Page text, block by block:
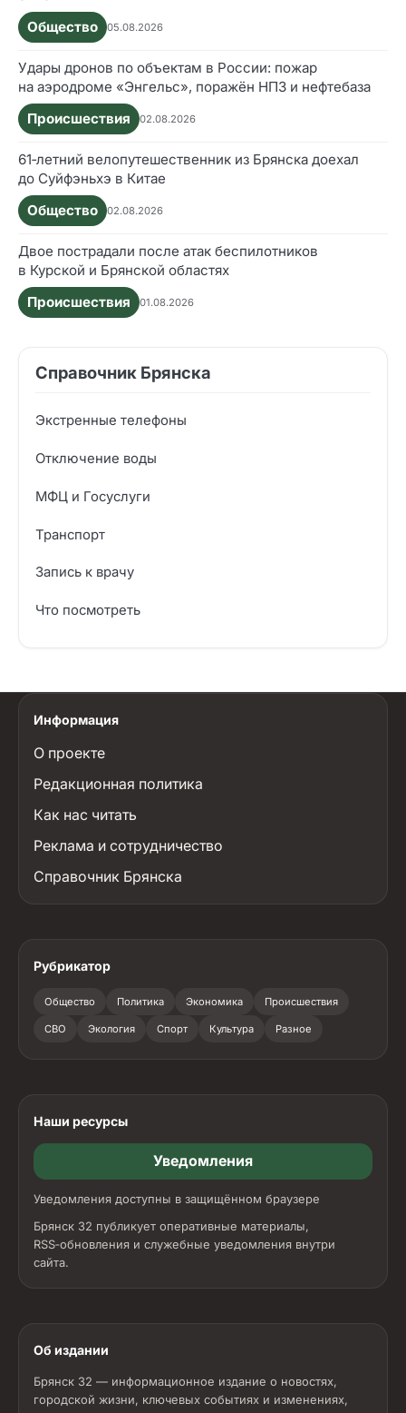
Общество
05.08.2026
Удары дронов по объектам в России: пожар
на аэродроме «Энгельс», поражён НПЗ и нефтебаза
Происшествия
02.08.2026
61‑летний велопутешественник из Брянска доехал
до Суйфэньхэ в Китае
Общество
02.08.2026
Двое пострадали после атак беспилотников
в Курской и Брянской областях
Происшествия
01.08.2026
Справочник Брянска
Экстренные телефоны
Отключение воды
МФЦ и Госуслуги
Транспорт
Запись к врачу
Что посмотреть
Информация
О проекте
Редакционная политика
Как нас читать
Реклама и сотрудничество
Справочник Брянска
Рубрикатор
Общество Политика Экономика Происшествия
СВО Экология Спорт Культура Разное
Наши ресурсы
Уведомления
Уведомления доступны в защищённом браузере
Брянск 32 публикует оперативные материалы,
RSS‑обновления и служебные уведомления внутри
сайта.
Об издании
Брянск 32 — информационное издание о новостях,
городской жизни, ключевых событиях и изменениях,